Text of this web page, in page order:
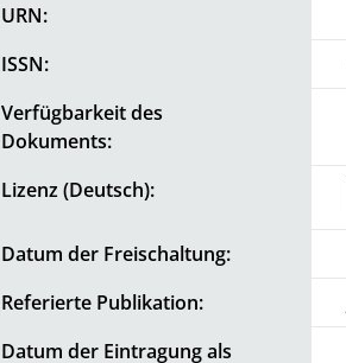
URN:
ISSN:
Verfügbarkeit des
Dokuments:
Lizenz (Deutsch):
Datum der Freischaltung:
Referierte Publikation:
Datum der Eintragung als